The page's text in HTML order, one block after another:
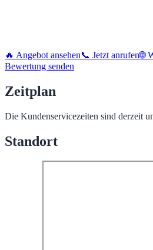
🔥 Angebot ansehen📞 Jetzt anrufen🌐
Bewertung senden
Zeitplan
Die Kundenservicezeiten sind derzeit
Standort